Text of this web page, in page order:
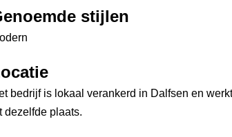
stijlen
bedrijf is lokaal verankerd in Dalfsen en
dezelfde plaats.